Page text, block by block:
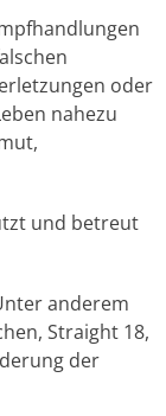
oder
nahezu
und betreut
anderem
Straight 18,
der